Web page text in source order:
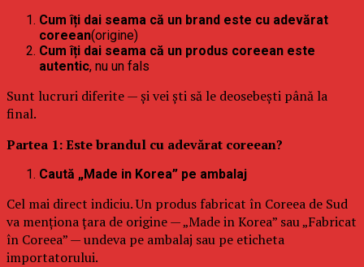
Cum îți dai seama că un brand este cu adevărat
coreean(origine)
Cum îți dai seama că un produs coreean este
autentic, nu un fals
Sunt lucruri diferite — și vei ști să le deosebești până la
final.
Partea 1: Este brandul cu adevărat coreean?
Caută „Made in Korea” pe ambalaj
Cel mai direct indiciu. Un produs fabricat în Coreea de Sud
va menționa țara de origine — „Made in Korea” sau „Fabricat
în Coreea” — undeva pe ambalaj sau pe eticheta
importatorului.